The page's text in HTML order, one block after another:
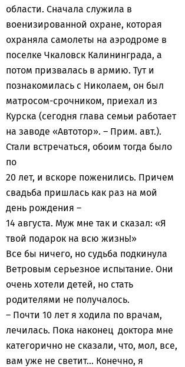
области. Сначала служила в
военизированной охране, которая
охраняла самолеты на аэродроме в
поселке Чкаловск Калининграда, а
потом призвалась в армию. Тут и
познакомилась с Николаем, он был
матросом-срочником, приехал из
Курска (сегодня глава семьи работает
на заводе «Автотор». – Прим. авт.).
Стали встречаться, обоим тогда было
по
20 лет, и вскоре поженились. Причем
свадьба пришлась как раз на мой
день рождения –
14 августа. Муж мне так и сказал: «Я
твой подарок на всю жизнь!»
Все бы ничего, но судьба подкинула
Ветровым серьезное испытание. Они
очень хотели детей, но стать
родителями не получалось.
– Почти 10 лет я ходила по врачам,
лечилась. Пока наконец доктора мне
категорично не сказали, что, мол, все,
вам уже не светит… Конечно, я